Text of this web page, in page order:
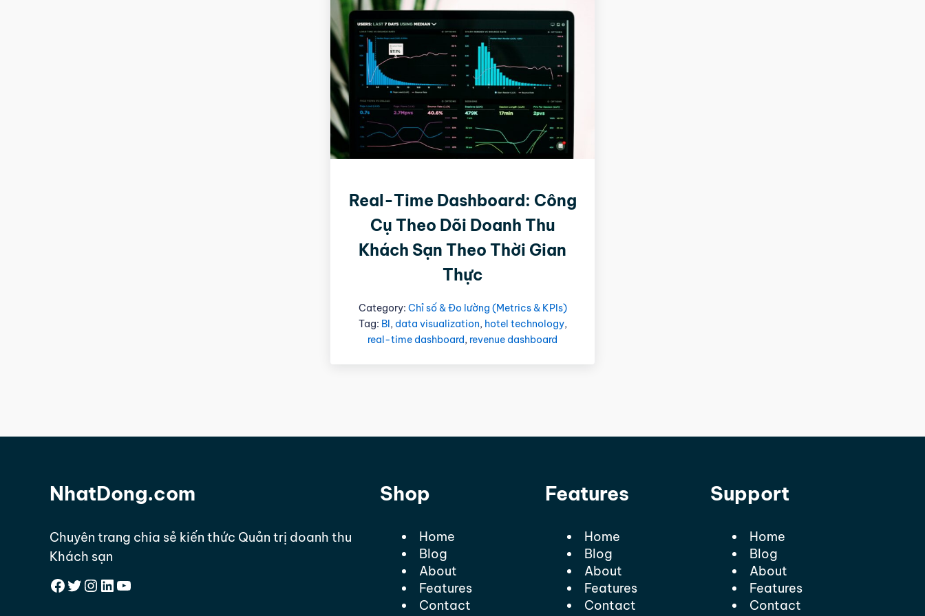
Real-Time Dashboard: Công
Cụ Theo Dõi Doanh Thu
Khách Sạn Theo Thời Gian
Thực
Category: Chỉ số & Đo lường (Metrics & KPIs)
Tag: BI, data visualization, hotel technology,
real-time dashboard, revenue dashboard
NhatDong.com
Chuyên trang chia sẻ kiến thức Quản trị doanh thu
Khách sạn
Facebook
Twitter
Instagram
LinkedIn
YouTube
Shop
Home
Blog
About
Features
Contact
Features
Home
Blog
About
Features
Contact
Support
Home
Blog
About
Features
Contact